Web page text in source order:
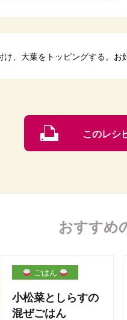
け、大葉をトッピングする。お
このレシ
おすすめ
ごはん
小松菜としらすの
混ぜごはん